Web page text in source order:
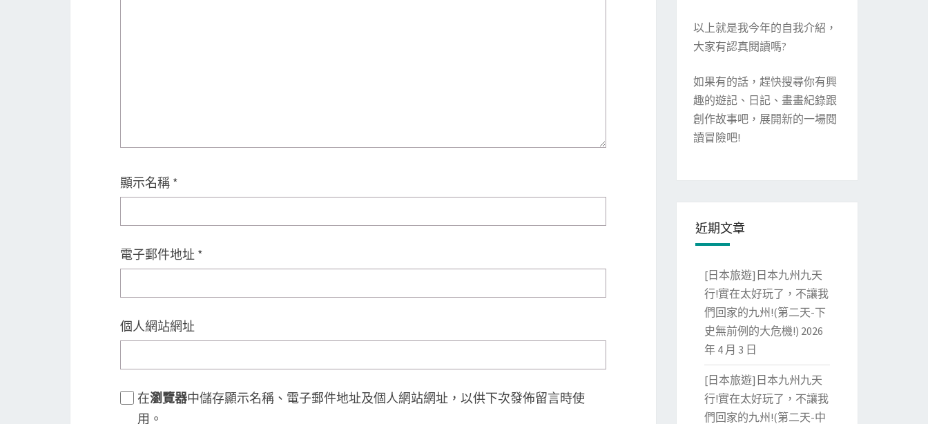
顯示名稱 *
電子郵件地址 *
個人網站網址
在瀏覽器中儲存顯示名稱、電子郵件地址及個人網站網址，以供下次發佈留言時使
用。
以上就是我今年的自我介紹，
大家有認真閱讀嗎?
如果有的話，趕快搜尋你有興
趣的遊記、日記、畫畫紀錄跟
創作故事吧，展開新的一場閱
讀冒險吧!
近期文章
[日本旅遊]日本九州九天
行!實在太好玩了，不讓我
們回家的九州!(第二天-下
史無前例的大危機!) 2026
年 4 月 3 日
[日本旅遊]日本九州九天
行!實在太好玩了，不讓我
們回家的九州!(第二天-中